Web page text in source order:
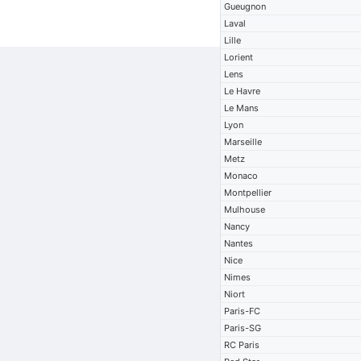
Gueugnon
Laval
Lille
Lorient
Lens
Le Havre
Le Mans
Lyon
Marseille
Metz
Monaco
Montpellier
Mulhouse
Nancy
Nantes
Nice
Nimes
Niort
Paris-FC
Paris-SG
RC Paris